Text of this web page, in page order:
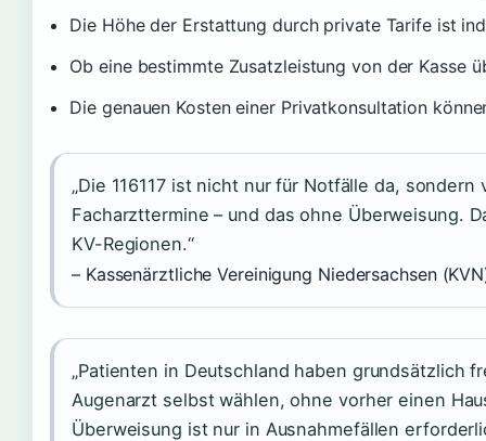
Die Höhe der Erstattung durch private Tarife ist
Ob eine bestimmte Zusatzleistung von der Kasse
Die genauen Kosten einer Privatkonsultation
„Die 116117 ist nicht nur für Notfälle da,
Facharzttermine – und das ohne Überweisung.
KV-Regionen.“
– Kassenärztliche Vereinigung Niedersachsen
„Patienten in Deutschland haben grundsätzlich
Augenarzt selbst wählen, ohne vorher einen
Überweisung ist nur in Ausnahmefällen